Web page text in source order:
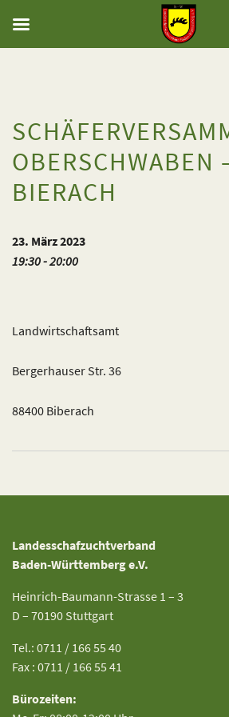
OBERSCHWABEN
BIERACH
23. März 2023
19:30 - 20:00
Landwirtschaftsamt
Bergerhauser Str. 36
88400 Biberach
Landesschafzuchtverband
Baden-Württemberg e.V.
Heinrich-Baumann-Strasse 1 – 3
D – 70190 Stuttgart
Tel.: 0711 / 166 55 40
Fax : 0711 / 166 55 41
Bürozeiten: